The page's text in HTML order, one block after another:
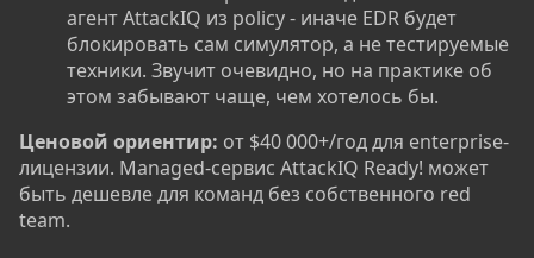
агент AttackIQ из policy - иначе EDR будет
блокировать сам симулятор, а не тестируемые
техники. Звучит очевидно, но на практике об
этом забывают чаще, чем хотелось бы.
Ценовой ориентир: от $40 000+/год для enterprise-
лицензии. Managed-сервис AttackIQ Ready! может
быть дешевле для команд без собственного red
team.